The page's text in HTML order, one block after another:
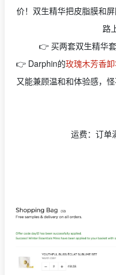
价！双生精华把皮脂膜和
路
👉 买两套双生精华
👉 Darphin的玫瑰木芳香
又能兼顾温和和体验感，
运费：订单